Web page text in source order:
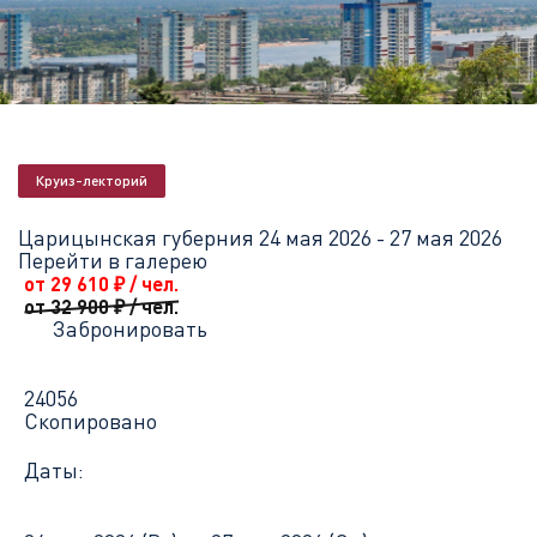
Круиз-лекторий
Царицынская губерния 24 мая 2026 - 27 мая 2026
Перейти в галерею
от 29 610 ₽/ чел.
от 32 900₽/ чел.
Забронировать
24056
Скопировано
Даты: